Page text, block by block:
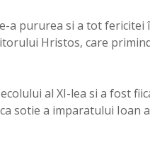
a pururea si a tot
Hristos, care
al XI-lea si a fost
sotie a imparatului Ioan